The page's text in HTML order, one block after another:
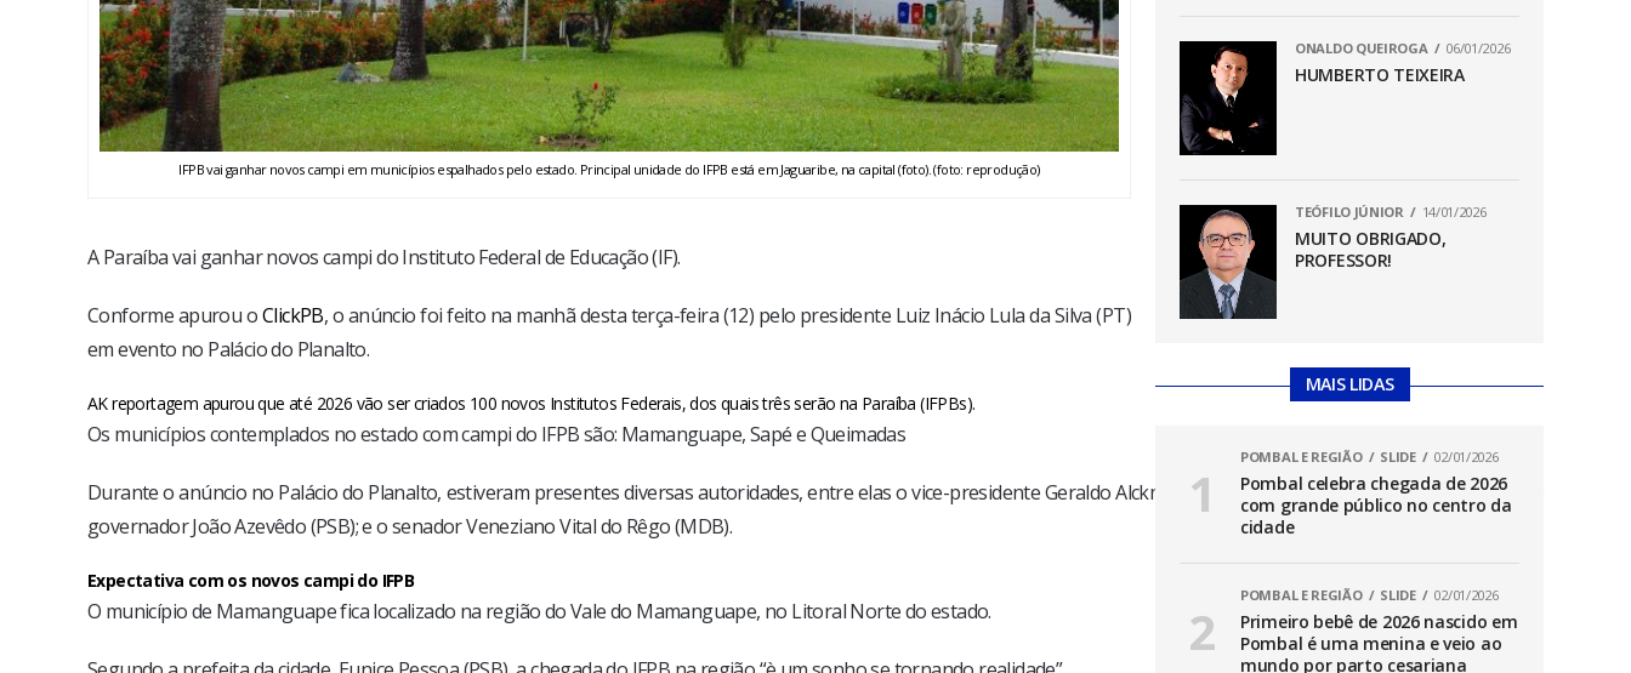
IFPB vai ganhar novos campi em municípios espalhados pelo estado. Principal unidade do IFPB está em Jaguaribe, na capital (foto). (foto: reprodução)
A Paraíba vai ganhar novos campi do Instituto Federal de Educação (IF).
Conforme apurou oClickPB, o anúncio foi feito na manhã desta terça-feira (12) pelo presidente Luiz Inácio Lula da Silva (PT)
em evento no Palácio do Planalto.
AK reportagem apurou que até 2026 vão ser criados 100 novos Institutos Federais, dos quais três serão na Paraíba (IFPBs).
Os municípios contemplados no estado com campi do IFPB são: Mamanguape, Sapé e Queimadas
Durante o anúncio no Palácio do Planalto, estiveram presentes diversas autoridades, entre elas o vice-presidente Geraldo Alckmin; o Ministro da Educação, Camilo Santana; o
governador João Azevêdo (PSB); e o senador Veneziano Vital do Rêgo (MDB).
Expectativa com os novos campi do IFPB
O município de Mamanguape fica localizado na região do Vale do Mamanguape, no Litoral Norte do estado.
ONALDO QUEIROGA 06/01/2026
HUMBERTO TEIXEIRA
TEÓFILO JÚNIOR 14/01/2026
MUITO OBRIGADO,
PROFESSOR!
MAIS LIDAS
POMBAL E REGIÃO SLIDE 02/01/2026
Pombal celebra chegada de 2026
com grande público no centro da
cidade
POMBAL E REGIÃO SLIDE 02/01/2026
Primeiro bebê de 2026 nascido em
Pombal é uma menina e veio ao
mundo por parto cesariana